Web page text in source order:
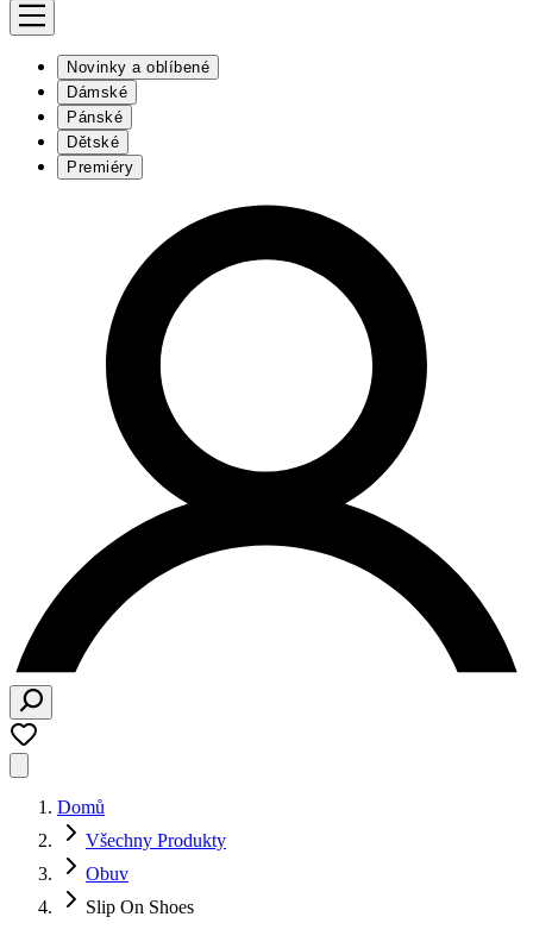
Novinky a oblíbené
Dámské
Pánské
Dětské
Premiéry
Domů
Všechny Produkty
Obuv
Slip On Shoes